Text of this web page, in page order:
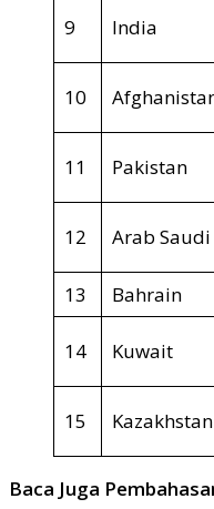
9 India
10
11 Pakistan
12 Arab Saudi
13
Bahrain
14 Kuwait
15 Kazakhstan
Baca Juga